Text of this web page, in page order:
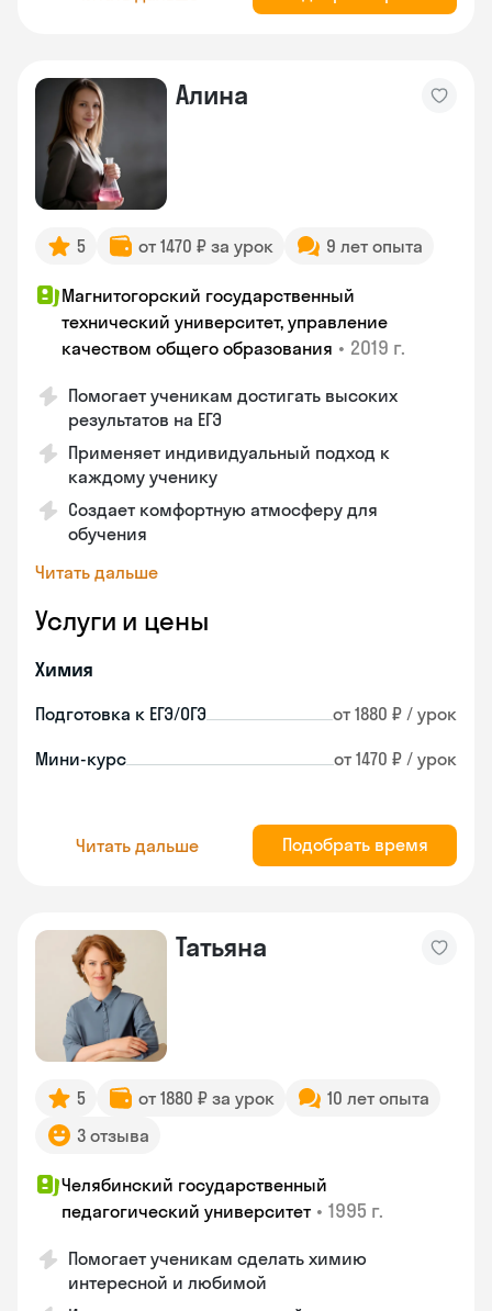
Алина
5 от 1470 ₽ за урок 9 лет опыта
Магнитогорский государственный
технический университет, управление
качеством общего образования • 2019 г.
Помогает ученикам достигать высоких
результатов на ЕГЭ
Применяет индивидуальный подход к
каждому ученику
Создает комфортную атмосферу для
обучения
Читать дальше
Услуги и цены
Химия
Подготовка к ЕГЭ/ОГЭ от 1880 ₽ / урок
Мини-курс от 1470 ₽ / урок
Читать дальше Подобрать время
Татьяна
5 от 1880 ₽ за урок
10 лет опыта
3 отзыва
Челябинский государственный
педагогический университет • 1995 г.
Помогает ученикам сделать химию
интересной и любимой